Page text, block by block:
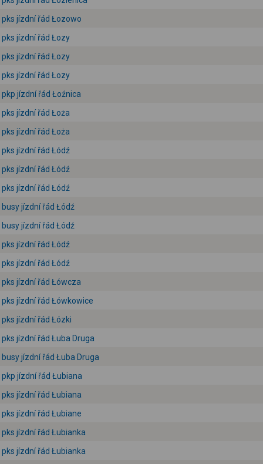
pks jízdní řád Łozowo
pks jízdní řád Łozy
pks jízdní řád Łozy
pks jízdní řád Łozy
pkp jízdní řád Łoźnica
pks jízdní řád Łoża
pks jízdní řád Łoża
pks jízdní řád Łódź
pks jízdní řád Łódź
pks jízdní řád Łódź
busy jízdní řád Łódź
busy jízdní řád Łódź
pks jízdní řád Łódź
pks jízdní řád Łódź
pks jízdní řád Łówcza
pks jízdní řád Łówkowice
pks jízdní řád Łózki
pks jízdní řád Łuba Druga
busy jízdní řád Łuba Druga
pkp jízdní řád Łubiana
pks jízdní řád Łubiana
pks jízdní řád Łubiane
pks jízdní řád Łubianka
pks jízdní řád Łubianka